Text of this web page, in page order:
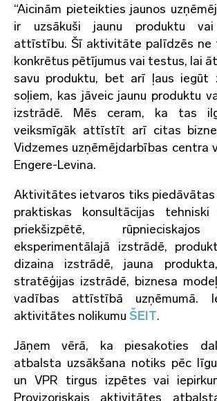
“Aicinām pieteikties jaunos
ir uzsākuši jaunu produktu vai
attīstību. Šī aktivitāte palīdzēs ne
konkrētus pētījumus vai testus, lai
savu produktu, bet arī ļaus iegūt
soļiem, kas jāveic jaunu produktu
izstrādē. Mēs ceram, ka tas
veiksmīgāk attīstīt arī citas
Vidzemes uzņēmējdarbības centra
Engere-Levina.
Aktivitātes ietvaros tiks piedāvātas
praktiskas konsultācijas tehniski
priekšizpētē,
eksperimentālajā izstrādē,
dizaina izstrādē, jauna
stratēģijas izstrādē, biznesa
vadības attīstībā uzņēmumā.
aktivitātes nolikumu ŠEIT.
Jāņem vērā, ka piesakoties
atbalsta uzsākšana notiks pēc
un VPR tirgus izpētes vai
Provizoriskais aktivitātes